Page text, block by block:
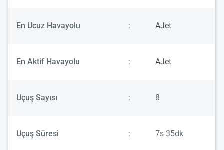
En Ucuz Havayolu : AJet
En Aktif Havayolu : AJet
Uçuş Sayısı : 8
Uçuş Süresi : 7s 35dk